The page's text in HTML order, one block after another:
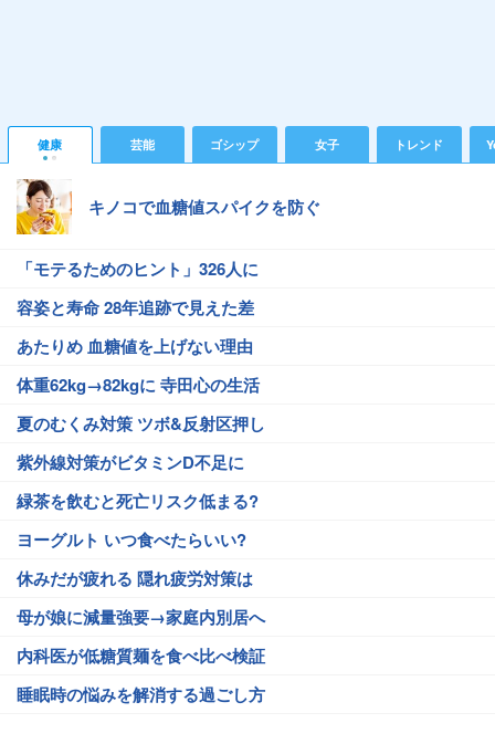
健康 芸能 ゴシップ 女子 トレンド
キノコで血糖値スパイクを防ぐ
「モテるためのヒント」326人に
容姿と寿命 28年追跡で見えた差
あたりめ 血糖値を上げない理由
体重62kg→82kgに 寺田心の生活
夏のむくみ対策 ツボ&反射区押し
紫外線対策がビタミンD不足に
緑茶を飲むと死亡リスク低まる?
ヨーグルト いつ食べたらいい?
休みだが疲れる 隠れ疲労対策は
母が娘に減量強要→家庭内別居へ
内科医が低糖質麺を食べ比べ検証
睡眠時の悩みを解消する過ごし方